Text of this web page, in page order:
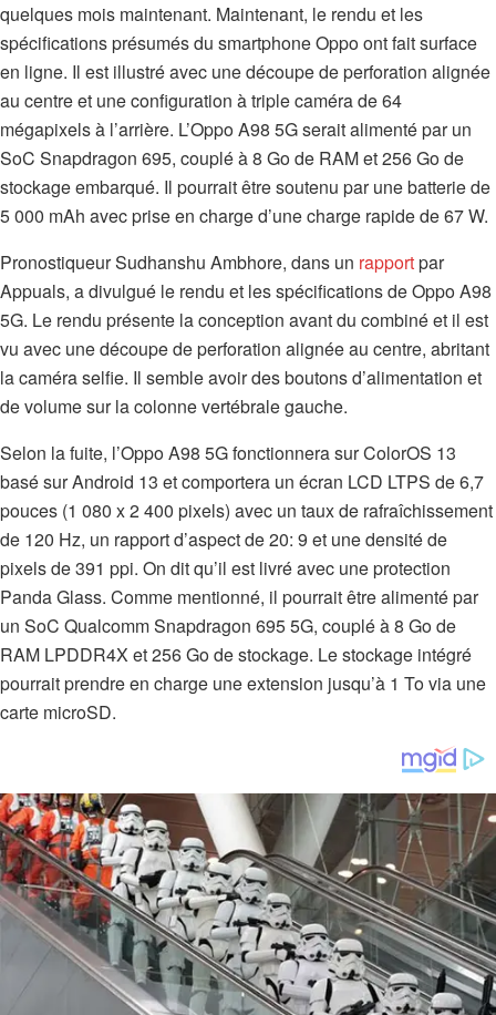
quelques mois maintenant. Maintenant, le rendu et les
spécifications présumés du smartphone Oppo ont fait surface
en ligne. Il est illustré avec une découpe de perforation alignée
au centre et une configuration à triple caméra de 64
mégapixels à l’arrière. L’Oppo A98 5G serait alimenté par un
SoC Snapdragon 695, couplé à 8 Go de RAM et 256 Go de
stockage embarqué. Il pourrait être soutenu par une batterie de
5 000 mAh avec prise en charge d’une charge rapide de 67 W.
Pronostiqueur Sudhanshu Ambhore, dans un rapportpar
Appuals, a divulgué le rendu et les spécifications de Oppo A98
5G. Le rendu présente la conception avant du combiné et il est
vu avec une découpe de perforation alignée au centre, abritant
la caméra selfie. Il semble avoir des boutons d’alimentation et
de volume sur la colonne vertébrale gauche.
Selon la fuite, l’Oppo A98 5G fonctionnera sur ColorOS 13
basé sur Android 13 et comportera un écran LCD LTPS de 6,7
pouces (1 080 x 2 400 pixels) avec un taux de rafraîchissement
de 120 Hz, un rapport d’aspect de 20: 9 et une densité de
pixels de 391 ppi. On dit qu’il est livré avec une protection
Panda Glass. Comme mentionné, il pourrait être alimenté par
un SoC Qualcomm Snapdragon 695 5G, couplé à 8 Go de
RAM LPDDR4X et 256 Go de stockage. Le stockage intégré
pourrait prendre en charge une extension jusqu’à 1 To via une
carte microSD.